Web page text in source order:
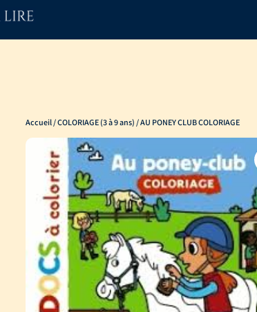
Accueil/COLORIAGE (3 à 9 ans) / AU PONEY CLUB COLORIAGE